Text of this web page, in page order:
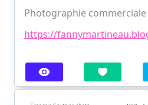
Photographie commerciale
https://